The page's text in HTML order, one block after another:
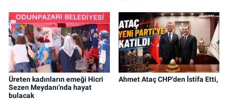
Üreten kadınların emeği Hicri
Sezen Meydanı'nda hayat
bulacak
Ahmet Ataç CHP'den İstifa Etti,